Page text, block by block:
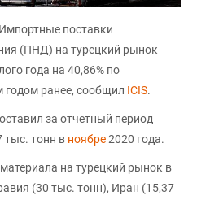
поставки
(ПНД) на турецкий рынок
года на 40,86% по
годом ранее, сообщил ICIS.
за отчетный период
тыс. тонн в ноябре2020 года.
на турецкий рынок в
(30 тыс. тонн), Иран (15,37